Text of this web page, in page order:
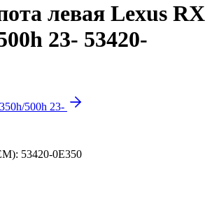
левая Lexus RX
23- 53420-
500h 23-
53420-0E350